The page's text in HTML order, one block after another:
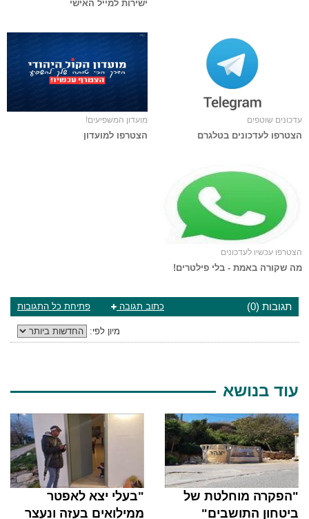
ישירות למייל האישי
עדכונים שוטפים
הצטרפו לעדכונים בטלגרם
מועדון המשפיעים!
הצטרפו למועדון
הצטרפו עכשיו לעדכונים
מה שקורה באמת - בלי פילטרים!
תגובות (0) פתיחת כל התגובות כתוב תגובה
מיון לפי:
עוד בנושא
"הפקרה מוחלטת של
ביטחון התושבים"
"בעלי יצא לאפטר
ממילואים בעזה ונעצר